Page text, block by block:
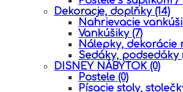
Dekoracje, doplňky (14)
Nahrievacie
Vankúšiky (7)
Nálepky, dekorácie
Sedáky, podsedáky
DISNEY NÁBYTOK (0)
Postele (0)
Písacie stoly,